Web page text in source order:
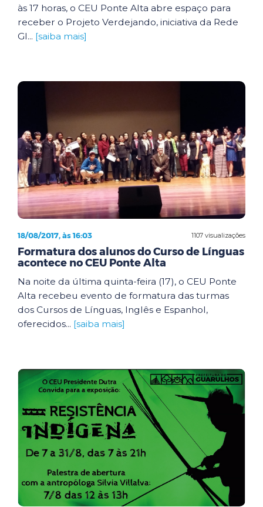
às 17 horas, o CEU Ponte Alta abre espaço para
receber o Projeto Verdejando, iniciativa da Rede
Gl... [saiba mais]
1107 visualizações
18/08/2017, às 16:03
Formatura dos alunos do Curso de Línguas
acontece no CEU Ponte Alta
Na noite da última quinta-feira (17), o CEU Ponte
Alta recebeu evento de formatura das turmas
dos Cursos de Línguas, Inglês e Espanhol,
oferecidos... [saiba mais]